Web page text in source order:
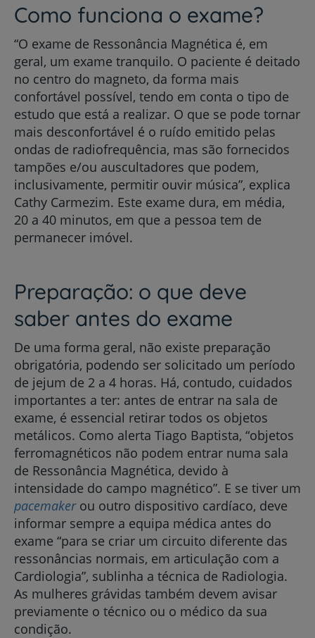
Como funciona o exame?
“O exame de Ressonância Magnética é, em
geral, um exame tranquilo. O paciente é deitado
no centro do magneto, da forma mais
confortável possível, tendo em conta o tipo de
estudo que está a realizar. O que se pode tornar
mais desconfortável é o ruído emitido pelas
ondas de radiofrequência, mas são fornecidos
tampões e/ou auscultadores que podem,
inclusivamente, permitir ouvir música”, explica
Cathy Carmezim. Este exame dura, em média,
20 a 40 minutos, em que a pessoa tem de
permanecer imóvel.
Preparação: o que deve
saber antes do exame
De uma forma geral, não existe preparação
obrigatória, podendo ser solicitado um período
de jejum de 2 a 4 horas. Há, contudo, cuidados
importantes a ter: antes de entrar na sala de
exame, é essencial retirar todos os objetos
metálicos. Como alerta Tiago Baptista, “objetos
ferromagnéticos não podem entrar numa sala
de Ressonância Magnética, devido à
intensidade do campo magnético”. E se tiver um
pacemakerou outro dispositivo cardíaco, deve
informar sempre a equipa médica antes do
exame “para se criar um circuito diferente das
ressonâncias normais, em articulação com a
Cardiologia”, sublinha a técnica de Radiologia.
As mulheres grávidas também devem avisar
previamente o técnico ou o médico da sua
condição.